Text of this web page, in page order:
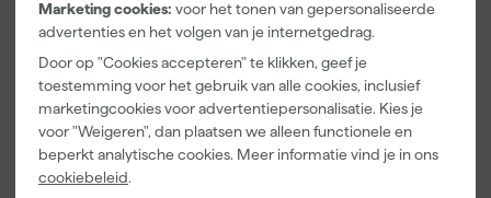
Marketing cookies: voor het tonen van gepersonaliseerde
advertenties en het volgen van je internetgedrag.
Door op "Cookies accepteren" te klikken, geef je
toestemming voor het gebruik van alle cookies, inclusief
marketingcookies voor advertentiepersonalisatie. Kies je
voor "Weigeren", dan plaatsen we alleen functionele en
beperkt analytische cookies. Meer informatie vind je in ons
cookiebeleid.
Paintura
Lucamax
Anza PRO